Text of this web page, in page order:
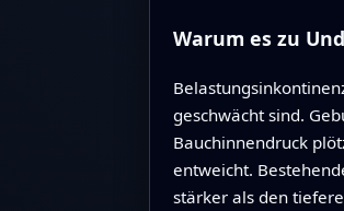
Warum es zu
geschwächt sind.
Bauchinnendruck
entweicht.
stärker als den